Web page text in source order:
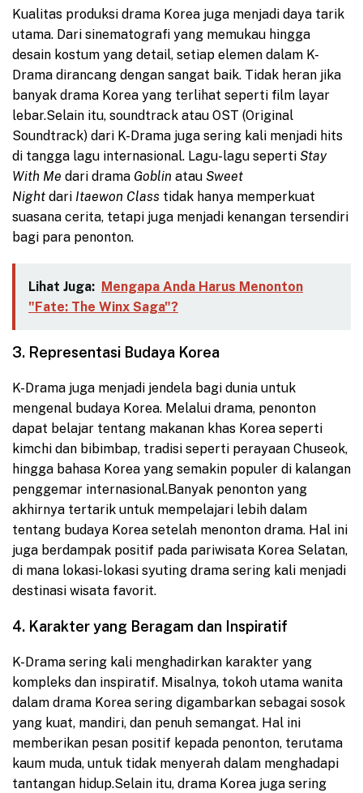
Kualitas produksi drama Korea juga menjadi daya tarik
utama. Dari sinematografi yang memukau hingga
desain kostum yang detail, setiap elemen dalam K-
Drama dirancang dengan sangat baik. Tidak heran jika
banyak drama Korea yang terlihat seperti film layar
lebar.Selain itu, soundtrack atau OST (Original
Soundtrack) dari K-Drama juga sering kali menjadi hits
di tangga lagu internasional. Lagu-lagu seperti Stay
With Me dari drama Goblin atau Sweet
Night dari Itaewon Class tidak hanya memperkuat
suasana cerita, tetapi juga menjadi kenangan tersendiri
bagi para penonton.
Lihat Juga: Mengapa Anda Harus Menonton
"Fate: The Winx Saga"?
3. Representasi Budaya Korea
K-Drama juga menjadi jendela bagi dunia untuk
mengenal budaya Korea. Melalui drama, penonton
dapat belajar tentang makanan khas Korea seperti
kimchi dan bibimbap, tradisi seperti perayaan Chuseok,
hingga bahasa Korea yang semakin populer di kalangan
penggemar internasional.Banyak penonton yang
akhirnya tertarik untuk mempelajari lebih dalam
tentang budaya Korea setelah menonton drama. Hal ini
juga berdampak positif pada pariwisata Korea Selatan,
di mana lokasi-lokasi syuting drama sering kali menjadi
destinasi wisata favorit.
4. Karakter yang Beragam dan Inspiratif
K-Drama sering kali menghadirkan karakter yang
kompleks dan inspiratif. Misalnya, tokoh utama wanita
dalam drama Korea sering digambarkan sebagai sosok
yang kuat, mandiri, dan penuh semangat. Hal ini
memberikan pesan positif kepada penonton, terutama
kaum muda, untuk tidak menyerah dalam menghadapi
tantangan hidup.Selain itu, drama Korea juga sering